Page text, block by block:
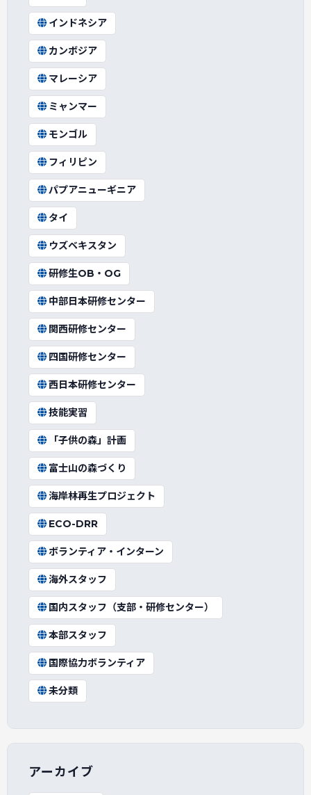
インドネシア
カンボジア
マレーシア
ミャンマー
モンゴル
フィリピン
パプアニューギニア
タイ
ウズベキスタン
研修生OB・OG
中部日本研修センター
関西研修センター
四国研修センター
西日本研修センター
技能実習
「子供の森」計画
富士山の森づくり
海岸林再生プロジェクト
ECO-DRR
ボランティア・インターン
海外スタッフ
国内スタッフ（支部・研修センター）
本部スタッフ
国際協力ボランティア
未分類
アーカイブ